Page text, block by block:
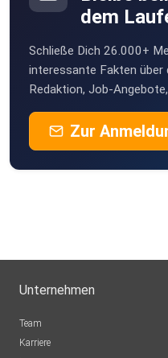
dem
Schließe Dich 26.000+
interessante Fakten über
Redaktion, Job-
Zur
Unternehmen
Team
Karriere